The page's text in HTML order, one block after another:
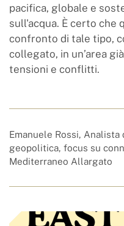
pacifica, globale e
sull'acqua. È certo che
confronto di tale tipo,
collegato, in un’area
tensioni e conflitti.
Emanuele Rossi,
geopolitica, focus su
Mediterraneo Allargato